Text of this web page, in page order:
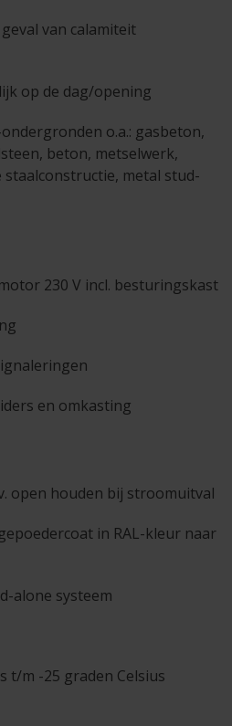
van calamiteit
op de dag/opening
o.a.: gasbeton,
beton, metselwerk,
metal stud-
230 V incl. besturingskast
en omkasting
open houden bij stroomuitval
in RAL-kleur naar
alone systeem
t/m -25 graden Celsius